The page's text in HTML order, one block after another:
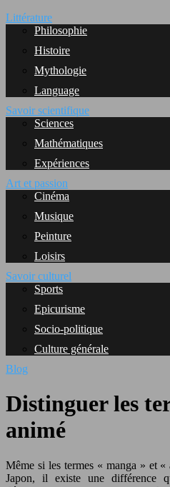
Littérature
Philosophie
Histoire
Mythologie
Language
Savoir scientifique
Sciences
Mathématiques
Expériences
Art et passion
Cinéma
Musique
Peinture
Loisirs
Savoir culturel
Sports
Epicurisme
Socio-politique
Culture générale
Blog
Distinguer les
animé
Même si les termes « manga » et
Japon, il existe une différence